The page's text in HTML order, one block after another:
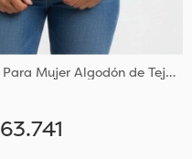
Polo Slim Fit Para Mujer Algodón de Tejido de Punto
63.741